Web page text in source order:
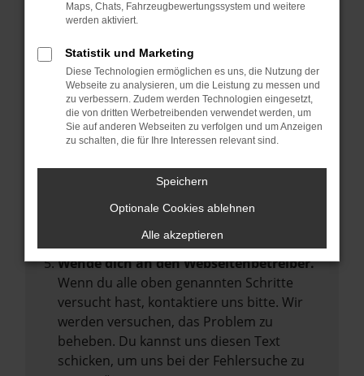
anderen Browser oder in einem privaten
Fenster?
Starte dein Gerät neu.
Das kann manchmal helfen,
vorübergehende Probleme zu beheben.
Stelle sicher, dass dein Browser und dein
Betriebssystem auf dem neuesten Stand
Veraltete Software birgt nicht nur ein
führen, dass bestimmte Funktionen nicht
mehr unterstützt werden.
Wende dich an den Webseitenbetreiber.
Wenn du alle oben genannten Schritte
versucht hast, kontaktiere uns bitte. Wir
werden versuchen, das Problem zu
beheben. Du kannst uns diesen Text
schicken, um uns bei der Fehlersuche zu
Maps, Chats, Fahrzeugbewertungssystem und weitere
werden aktiviert.
Statistik und Marketing
Diese Technologien ermöglichen es uns, die Nutzung der
Webseite zu analysieren, um die Leistung zu messen und
zu verbessern. Zudem werden Technologien eingesetzt,
die von dritten Werbetreibenden verwendet werden, um
Sie auf anderen Webseiten zu verfolgen und um Anzeigen
zu schalten, die für Ihre Interessen relevant sind.
Speichern
Optionale Cookies ablehnen
Alle akzeptieren